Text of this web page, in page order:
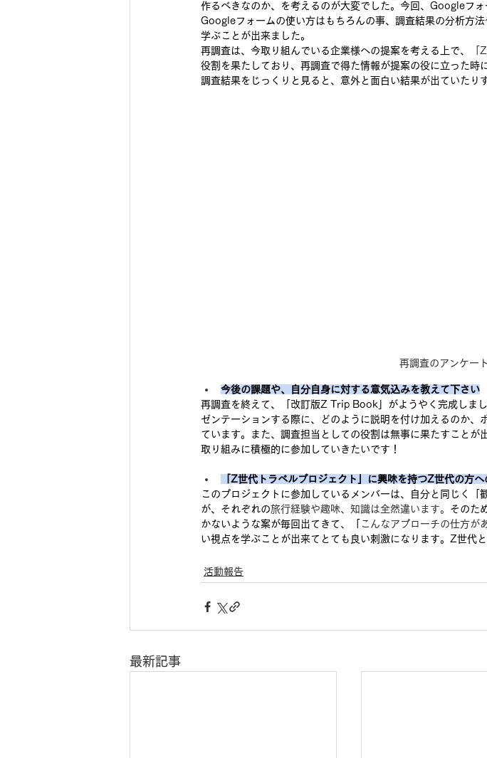
作るべきなのか、を考えるのが大変でした。今回、Googleフ
Googleフォームの使い方はもちろんの事、調査結果の分析方
学ぶことが出来ました。
再調査は、今取り組んでいる企業様への提案を考える上で、
「
役割を果たしており、再調査で得た情報が提案の役に立った時
調査結果をじっくりと見ると、意外と面白い結果が出ていたり
再調査のアンケー
今後の課題や、自分自身に対する意気込みを教えて下さい
再調査を終えて、「改訂版Z Trip Book」がようやく完成しま
ゼンテーションする際に、どのように説明を付け加えるのか、
ています。また、調査担当としての役割は無事に果たすこと
取り組みに積極的に参加していきたいです！
「Z世代トラベルプロジェクト」に興味を持つZ世代の方
このプロジェクトに参加しているメンバーは、自分と同じく
が、それぞれの旅行経験や趣味、知識は全然違います。 そのた
かないような案が毎回出てきて、「
こんなアプローチの仕方が
い視点を学ぶことが出来てとても良い刺激になります。Z世代
活動報告
最新記事